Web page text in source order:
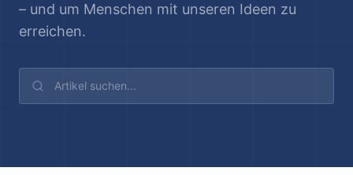
– und um Menschen mit unseren Ideen zu
erreichen.